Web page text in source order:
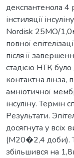
декспантенола 4
інстиляції
Nordisk 25МО/
повної
після її
стадією НТК було
контактна лінза,
амніотичної
інсуліну. Термін
Результати.
досягнута у всіх
(М20�2,4 доби).
збільшився на